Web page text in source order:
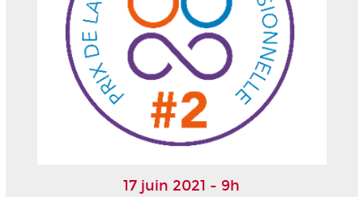
17 juin 2021 - 9h